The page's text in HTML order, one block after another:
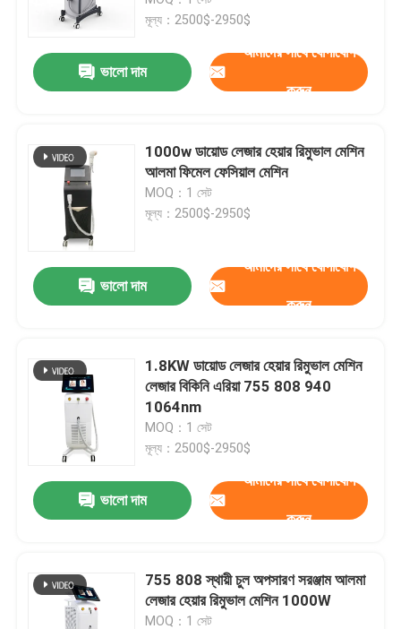
SHR ডায়োড লেজারের চুল অপসারণ
ট্রিপল তরঙ্গদৈর্ঘ্য ডায়োড লেজার
হিফু স্লিমিং মেশিন
Q সুইচড ND YAG লেজার
আইপিএল হেয়ার রিমুভাল মেশিন
CO2 ভগ্নাংশ লেজার মেশিন
পিকোসেকেন্ড লেজার মেশিন
মূল্য：2500$-2950$
ভালো দাম
আমাদের সাথে যোগাযোগ
করুন
1000w ডায়োড লেজার হেয়ার রিমুভাল মেশিন
আলমা ফিমেল ফেসিয়াল মেশিন
MOQ：1 সেট
মূল্য：2500$-2950$
ভালো দাম
আমাদের সাথে যোগাযোগ
করুন
1.8KW ডায়োড লেজার হেয়ার রিমুভাল মেশিন
লেজার বিকিনি এরিয়া 755 808 940
1064nm
MOQ：1 সেট
মূল্য：2500$-2950$
ভালো দাম
আমাদের সাথে যোগাযোগ
করুন
755 808 স্থায়ী চুল অপসারণ সরঞ্জাম আলমা
লেজার হেয়ার রিমুভাল মেশিন 1000W
MOQ：1 সেট